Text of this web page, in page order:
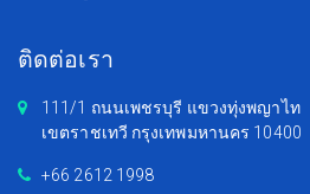
ติดต่อเรา
111/1 ถนนเพชรบุรี แขวงทุ่งพญาไท
เขตราชเทวี กรุงเทพมหานคร 10400
+66 2612 1998